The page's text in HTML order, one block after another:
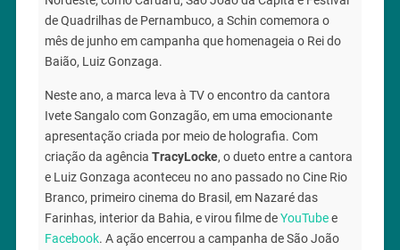
de Quadrilhas de Pernambuco, a Schin comemora o
mês de junho em campanha que homenageia o Rei do
Baião, Luiz Gonzaga.
Neste ano, a marca leva à TV o encontro da cantora
Ivete Sangalo com Gonzagão, em uma emocionante
apresentação criada por meio de holografia. Com
criação da agência TracyLocke, o dueto entre a cantora
e Luiz Gonzaga aconteceu no ano passado no Cine Rio
Branco, primeiro cinema do Brasil, em Nazaré das
Farinhas, interior da Bahia, e virou filme deYouTubee
Facebook. A ação encerrou a campanha de São João